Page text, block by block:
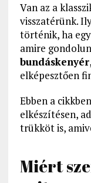
Van az a
visszatérünk.
történik, ha
amire
bundáskenyér
elképesztően
Ebben a
elkészítésen,
trükköt is,
Miért